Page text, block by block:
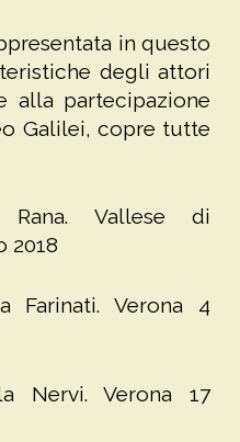
in questo
degli attori
alla partecipazione
Galilei, copre tutte
Rana. Vallese di
2018
Farinati. Verona 4
Nervi. Verona 17